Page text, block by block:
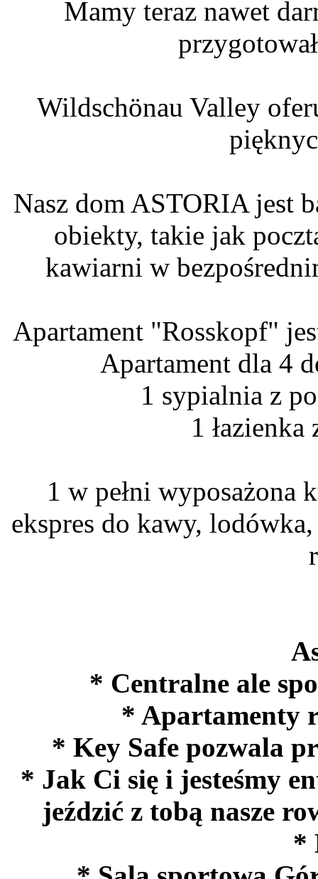
Mamy teraz nawet
Wildschönau Valley
Nasz dom ASTORIA jest
obiekty, takie jak
kawiarni w
Apartament "Rosskopf"
Apartament dla 4
1 sypialnia z
1
1 w pełni wyposażona
ekspres do kawy,
* Centralne ale
* Apartamenty
* Key Safe pozwala
* Jak Ci się i jesteśmy
jeździć z tobą nasze
*